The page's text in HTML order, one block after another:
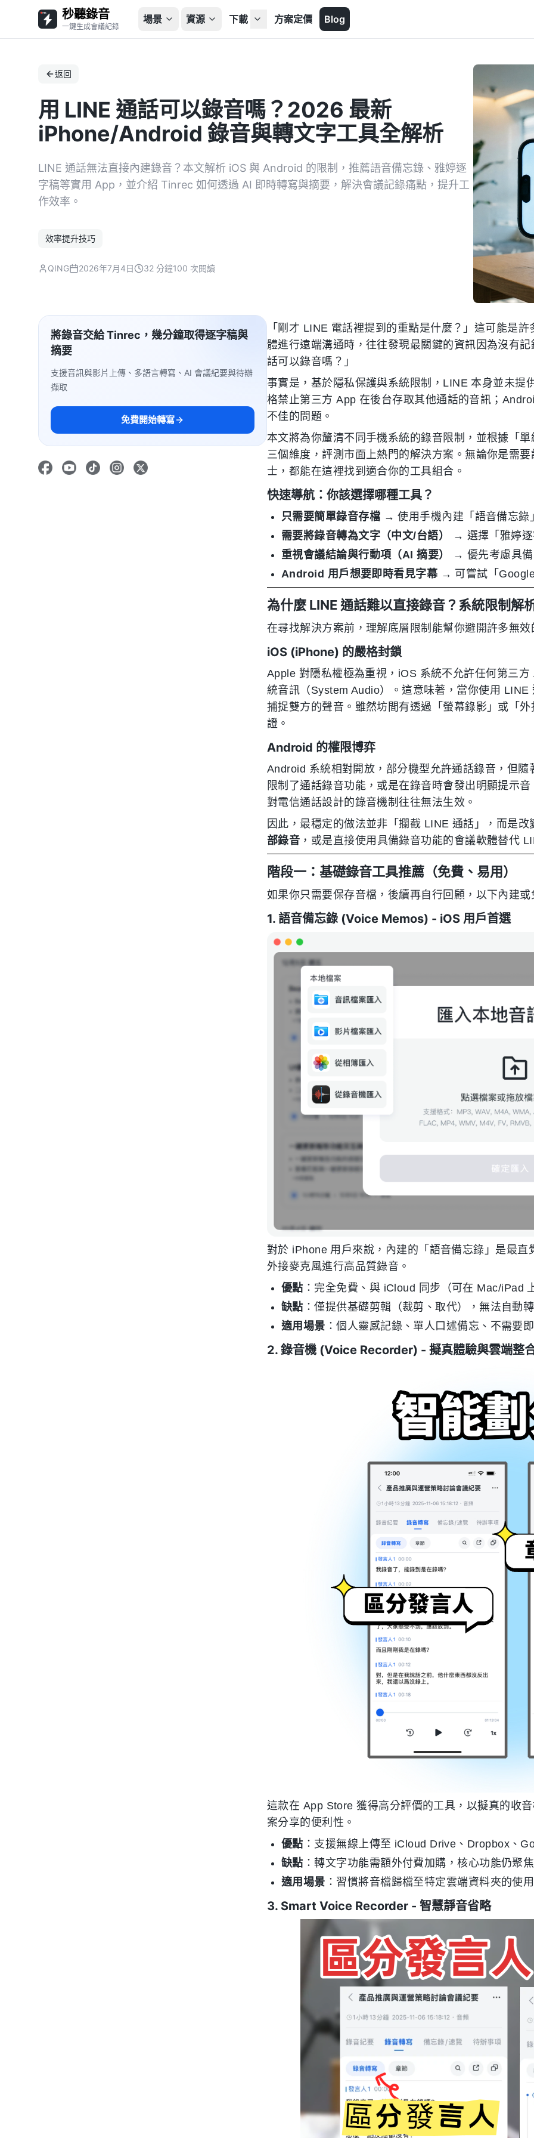
秒聽錄音
一鍵生成會議記錄
場景 資源 下載 方案定價 Blog
返回
用 LINE 通話可以錄音嗎？2026 最新
iPhone/Android 錄音與轉文字工具全解析
LINE 通話無法直接內建錄音？本文解析 iOS 與 Android 的限制，推薦語音備忘錄、雅婷逐
字稿等實用 App，並介紹 Tinrec 如何透過 AI 即時轉寫與摘要，解決會議記錄痛點，提升工
作效率。
效率提升技巧
QING 2026年7月4日 32 分鐘100 次閱讀
將錄音交給 Tinrec，幾分鐘取得逐字稿與
摘要
支援音訊與影片上傳、多語言轉寫、AI 會議紀要與待辦
擷取
免費開始轉寫
「剛才 LINE 電話裡提到的重點是什麼？」這可能是
體進行遠端溝通時，往往發現最關鍵的資訊因為沒有
話可以錄音嗎？」
事實是，基於隱私保護與系統限制，LINE 本身並未提
格禁止第三方 App 在後台存取其他通話的音訊；
不佳的問題。
本文將為你釐清不同手機系統的錄音限制，並根據「
三個維度，評測市面上熱門的解決方案。無論你是需
士，都能在這裡找到適合你的工具組合。
快速導航：你該選擇哪種工具？
只需要簡單錄音存檔 → 使用手機內建「語音備忘錄
需要將錄音轉為文字（中文/台語）
→ 選擇「雅婷
重視會議結論與行動項（AI 摘要）
→ 優先考慮具
Android 用戶想要即時看見字幕→ 可嘗試「
為什麼 LINE 通話難以直接錄音？系統限制解
在尋找解決方案前，理解底層限制能幫你避開許多無效
iOS (iPhone) 的嚴格封鎖
Apple 對隱私權極為重視，iOS 系統不允許任何第三
統音訊（System Audio）。這意味著，當你使用
捕捉雙方的聲音。雖然坊間有透過「螢幕錄影」或「
證。
Android 的權限博弈
Android 系統相對開放，部分機型允許通話錄音，但
限制了通話錄音功能，或是在錄音時會發出明顯提示
對電信通話設計的錄音機制往往無法生效。
因此，最穩定的做法並非「攔截 LINE 通話」，而是改
部錄音 ，或是直接使用具備錄音功能的會議軟體替代
階段一：基礎錄音工具推薦（免費、易用）
如果你只需要保存音檔，後續再自行回顧，以下內建
1. 語音備忘錄 (Voice Memos) - iOS 用戶首選
對於 iPhone 用戶來說，內建的「語音備忘錄」是最
外接麥克風進行高品質錄音。
優點 ：完全免費、與 iCloud 同步（可在 Mac/iPad
缺點 ：僅提供基礎剪輯（裁剪、取代），無法自動
適用場景 ：個人靈感記錄、單人口述備忘、不需要
2. 錄音機 (Voice Recorder) - 擬真體驗與雲端整
這款在 App Store 獲得高分評價的工具，以擬真的收
案分享的便利性。
優點 ：支援無線上傳至 iCloud Drive、Dropbox、
缺點 ：轉文字功能需額外付費加購，核心功能仍聚
適用場景 ：習慣將音檔歸檔至特定雲端資料夾的使
3. Smart Voice Recorder - 智慧靜音省略